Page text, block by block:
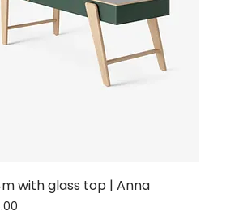
with glass top | Anna